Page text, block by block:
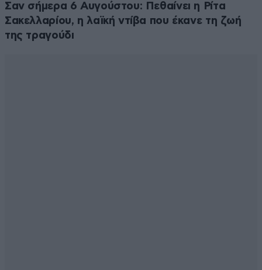
Σαν σήμερα 6 Αυγούστου: Πεθαίνει η Ρίτα
Σακελλαρίου, η λαϊκή ντίβα που έκανε τη ζωή
της τραγούδι